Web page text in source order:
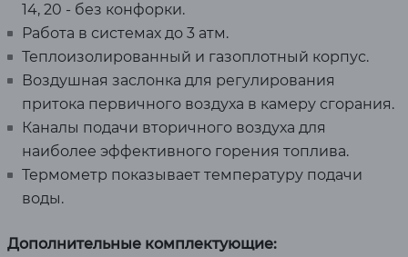
14, 20 - без конфорки.
Работа в системах до 3 атм.
Теплоизолированный и газоплотный корпус.
Воздушная заслонка для регулирования
притока первичного воздуха в камеру сгорания.
Каналы подачи вторичного воздуха для
наиболее эффективного горения топлива.
Термометр показывает температуру подачи
воды.
Дополнительные комплектующие: